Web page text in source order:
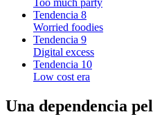
Too much party
Tendencia 8
Worried foodies
Tendencia 9
Digital excess
Tendencia 10
Low cost era
Una dependencia